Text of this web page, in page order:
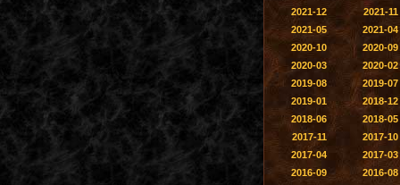
2021-12
2021-11
2021-05
2021-04
2020-10
2020-09
2020-03
2020-02
2019-08
2019-07
2019-01
2018-12
2018-06
2018-05
2017-11
2017-10
2017-04
2017-03
2016-09
2016-08